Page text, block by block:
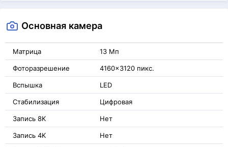
Основная камера
Матрица 13 Мп
Фоторазрешение 4160x3120 пикс.
Вспышка LED
Стабилизация Цифровая
Запись 8K Нет
Запись 4K Нет